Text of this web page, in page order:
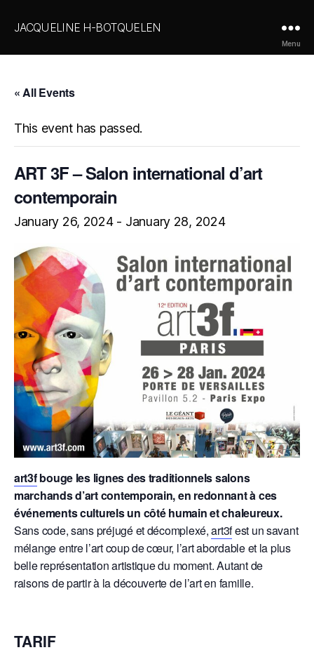
JACQUELINE H-BOTQUELEN
Menu
« All Events
This event has passed.
ART 3F – Salon international d’art
contemporain
January 26, 2024- January 28, 2024
art3fbouge les lignes des traditionnels salons
marchands d’art contemporain, en redonnant à ces
événements culturels un côté humain et chaleureux.
Sans code, sans préjugé et décomplexé,art3fest un savant
mélange entre l’art coup de cœur, l’art abordable et la plus
belle représentation artistique du moment. Autant de
raisons de partir à la découverte de l’art en famille.
TARIF